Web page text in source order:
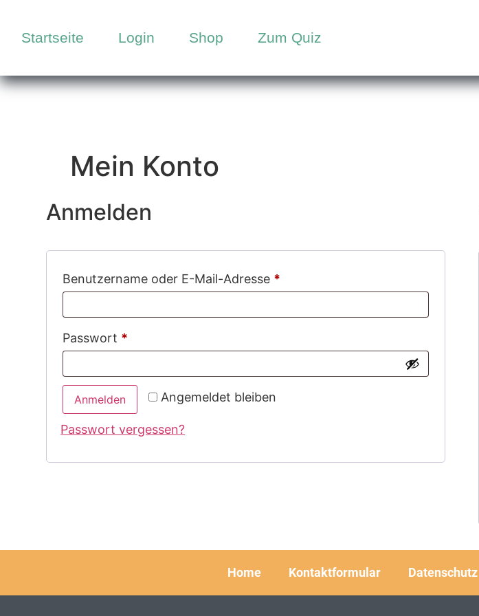
Startseite Login Shop Zum Quiz
Mein Konto
Anmelden
Benutzername oder E-Mail-Adresse *
Passwort *
Angemeldet bleiben
Anmelden
Passwort vergessen?
Home Kontaktformular Datenschutz